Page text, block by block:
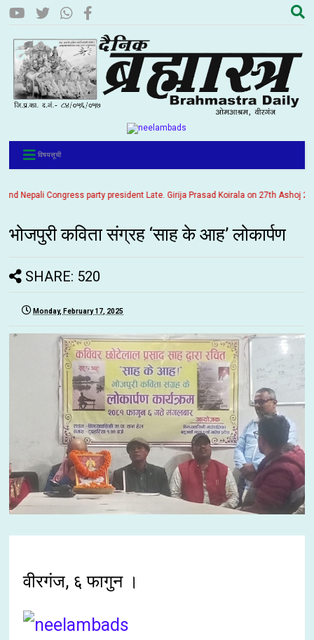
विषयसूची
Congress party president Late. Girija Prasad Koirala on 27th Ashoj
भोजपुरी कविता संग्रह ‘साह के आह’ लोकार्पण
SHARE: 520
Monday, February 17, 2025
वीरगंज, ६ फागुन ।